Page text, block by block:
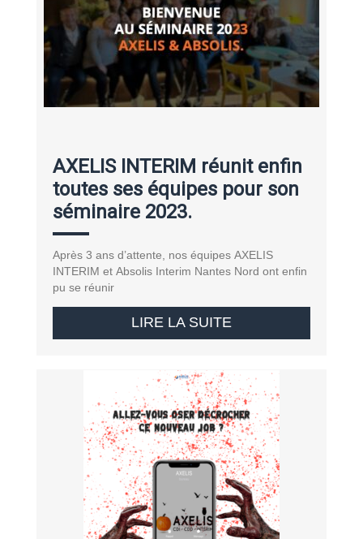
AXELIS INTERIM réunit enfin
toutes ses équipes pour son
séminaire 2023.
Après 3 ans d’attente, nos équipes AXELIS
INTERIM et Absolis Interim Nantes Nord ont enfin
pu se réunir
LIRE LA SUITE